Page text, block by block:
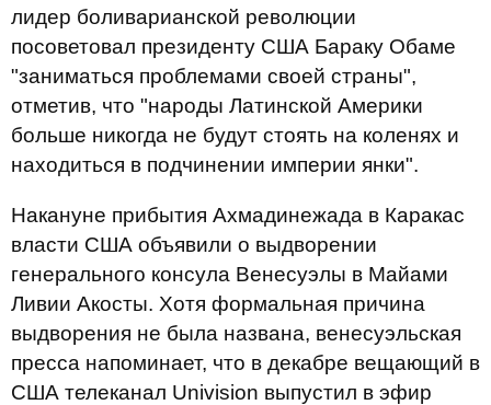
лидер боливарианской революции
посоветовал президенту США Бараку Обаме
"заниматься проблемами своей страны",
отметив, что "народы Латинской Америки
больше никогда не будут стоять на коленях и
находиться в подчинении империи янки".
Накануне прибытия Ахмадинежада в Каракас
власти США объявили о выдворении
генерального консула Венесуэлы в Майами
Ливии Акосты. Хотя формальная причина
выдворения не была названа, венесуэльская
пресса напоминает, что в декабре вещающий в
США телеканал Univision выпустил в эфир